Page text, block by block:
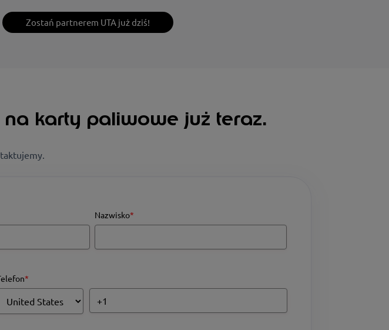
Zostań partnerem UTA już dziś!
karty paliwowe już teraz.
Nazwisko*
*